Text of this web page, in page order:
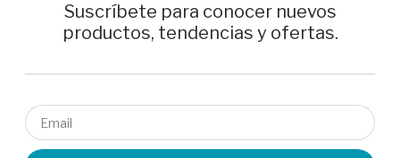
Suscríbete para conocer nuevos
productos, tendencias y ofertas.
Email